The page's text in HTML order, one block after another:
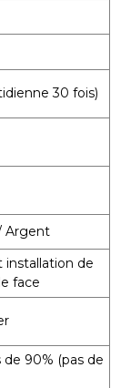
30 fois)
Argent
installation de
face
de 90% (pas de